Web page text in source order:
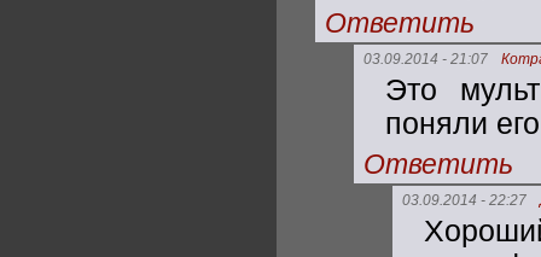
Ответить
03.09.2014 - 21:07
Это
поняли
Ответить
03.09.2014 - 22:27